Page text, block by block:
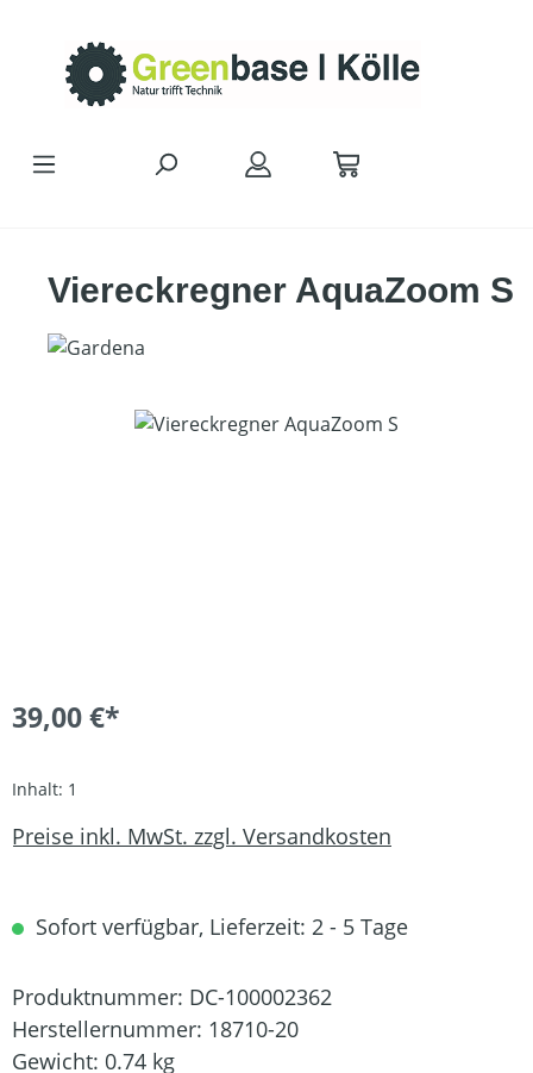
Viereckregner AquaZoom S
Bildergalerie überspringen
39,00 €*
Inhalt: 1
Preise inkl. MwSt. zzgl. Versandkosten
Sofort verfügbar, Lieferzeit: 2 - 5 Tage
Produktnummer: DC-100002362
Herstellernummer: 18710-20
Gewicht: 0.74 kg